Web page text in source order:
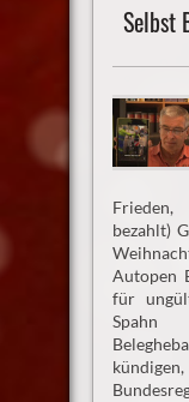
Selbst
bezahlt)
Autopen
für
Spahn